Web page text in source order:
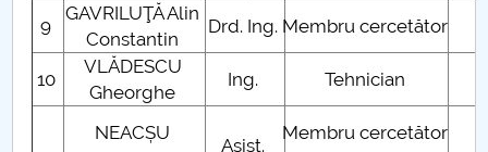
9
GAVRILUŢĂ Alin
Constantin
Drd. Ing. Membru cercetător
10
VLĂDESCU
Gheorghe
Ing. Tehnician
NEACȘU
Asist.
Membru cercetător